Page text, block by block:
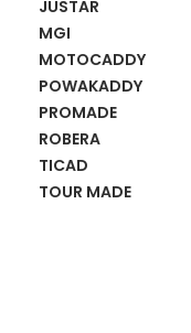
JUSTAR
MGI
MOTOCADDY
POWAKADDY
PROMADE
ROBERA
TICAD
TOUR MADE